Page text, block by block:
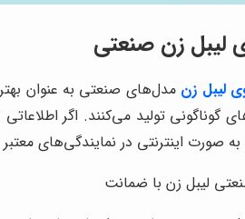
لیبل زن صنعتی
لیبل زن مدل‌های صنعتی به عنوان
گوناگونی تولید می‌کنند. اگر
به صورت اینترنتی در نمایندگی‌های
لیبل زن با ضمانت